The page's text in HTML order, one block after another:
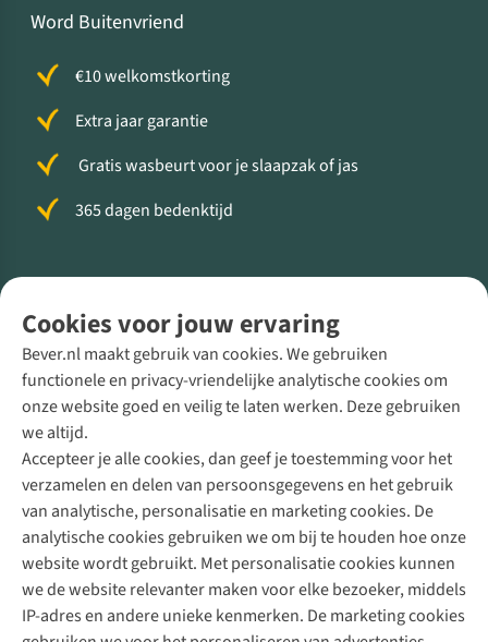
Cookies voor jouw ervaring
Bever.nl maakt gebruik van cookies. We gebruiken
functionele en privacy-vriendelijke analytische cookies om
onze website goed en veilig te laten werken. Deze gebruiken
we altijd.
Accepteer je alle cookies, dan geef je toestemming voor het
verzamelen en delen van persoonsgegevens en het gebruik
van analytische, personalisatie en marketing cookies. De
analytische cookies gebruiken we om bij te houden hoe onze
website wordt gebruikt. Met personalisatie cookies kunnen
we de website relevanter maken voor elke bezoeker, middels
IP-adres en andere unieke kenmerken. De marketing cookies
Word Buitenvriend
€10 welkomstkorting
Extra jaar garantie
Gratis wasbeurt voor je slaapzak of jas
365 dagen bedenktijd
Direct advies van een Buitenexpert
+31 (0)85 888 50 88
+31 6 12 28 49 80
Contactformulier